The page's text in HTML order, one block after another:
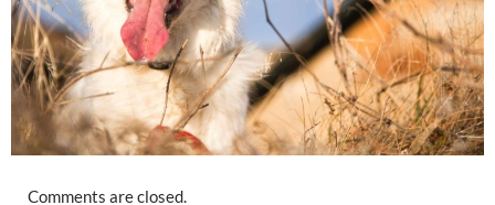
Comments are closed.